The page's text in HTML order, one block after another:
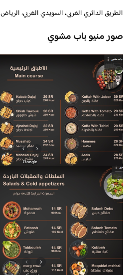
الطريق الدائري الغربي، السويدي الغربي، الرياض
صور منيو باب مشوي